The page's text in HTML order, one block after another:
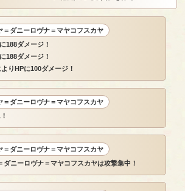
＝ダニーロヴナ＝マヤコフスカヤ
188ダメージ！
188ダメージ！
りHPに100ダメージ！
＝ダニーロヴナ＝マヤコフスカヤ
＝ダニーロヴナ＝マヤコフスカヤ
ダニーロヴナ＝マヤコフスカヤは攻撃集中！